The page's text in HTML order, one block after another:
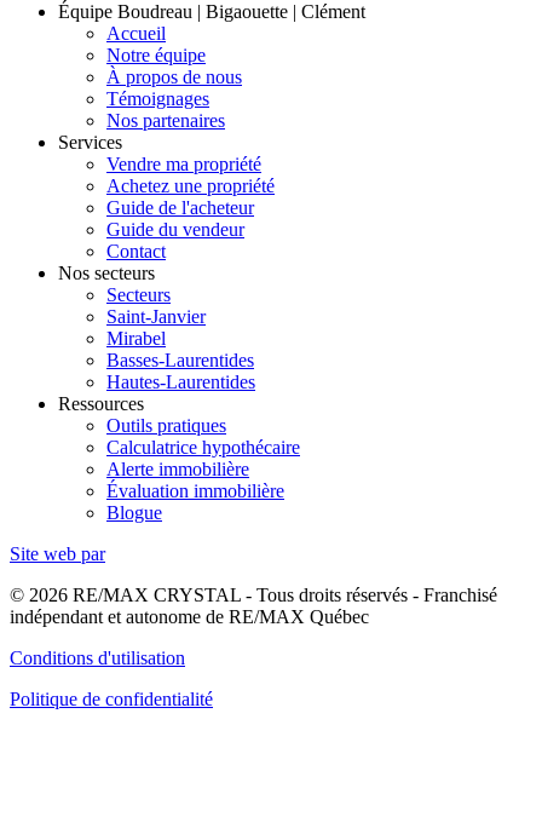
Équipe Boudreau | Bigaouette | Clément
Accueil
Notre équipe
À propos de nous
Témoignages
Nos partenaires
Services
Vendre ma propriété
Achetez une propriété
Guide de l'acheteur
Guide du vendeur
Contact
Nos secteurs
Secteurs
Saint-Janvier
Mirabel
Basses-Laurentides
Hautes-Laurentides
Ressources
Outils pratiques
Calculatrice hypothécaire
Alerte immobilière
Évaluation immobilière
Blogue
Site web par
© 2026 RE/MAX CRYSTAL - Tous droits réservés - Franchisé
indépendant et autonome de RE/MAX Québec
Conditions d'utilisation
Politique de confidentialité